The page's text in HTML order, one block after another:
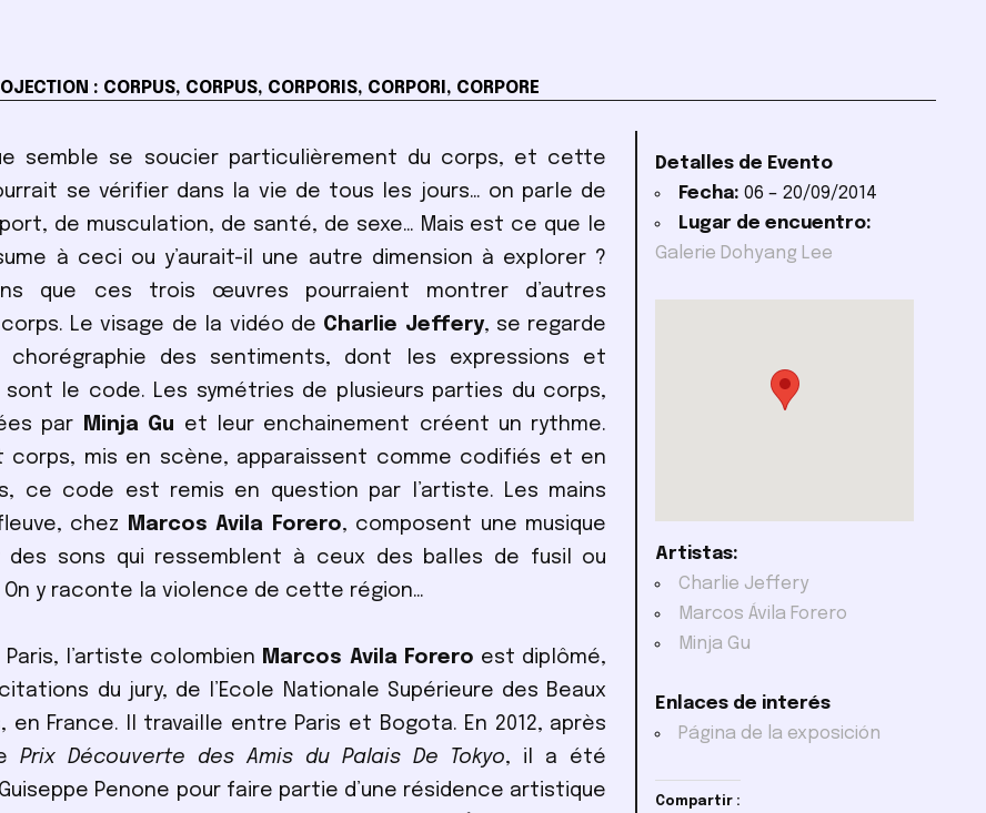
: CORPUS, CORPUS, CORPORIS, CORPORI, CORPORE
semble se soucier particulièrement du corps, et cette
se vérifier dans la vie de tous les jours… on parle de
de musculation, de santé, de sexe… Mais est ce que le
à ceci ou y’aurait-il une autre dimension à explorer ?
que ces trois œuvres pourraient montrer d’autres
Le visage de la vidéo de Charlie Jeffery, se regarde
chorégraphie des sentiments, dont les expressions et
sont le code. Les symétries de plusieurs parties du corps,
par
Minja Gu et leur enchainement créent un rythme.
corps, mis en scène, apparaissent comme codifiés et en
ce code est remis en question par l’artiste. Les mains
chez
Marcos Avila Forero, composent une musique
des sons qui ressemblent à ceux des balles de fusil ou
On y raconte la violence de cette région…
Paris, l’artiste colombien Marcos Avila Forero est diplômé,
du jury, de l’Ecole Nationale Supérieure des Beaux
en France. Il travaille entre Paris et Bogota. En 2012, après
Prix Découverte des Amis du Palais De Tokyo, il a été
Penone pour faire partie d’une résidence artistique
Detalles de Evento
Fecha: 06 – 20/09/2014
Lugar de encuentro:
Galerie Dohyang Lee
Artistas:
Charlie Jeffery
Marcos Ávila Forero
Minja Gu
Enlaces de interés
Página de la exposición
Compartir :